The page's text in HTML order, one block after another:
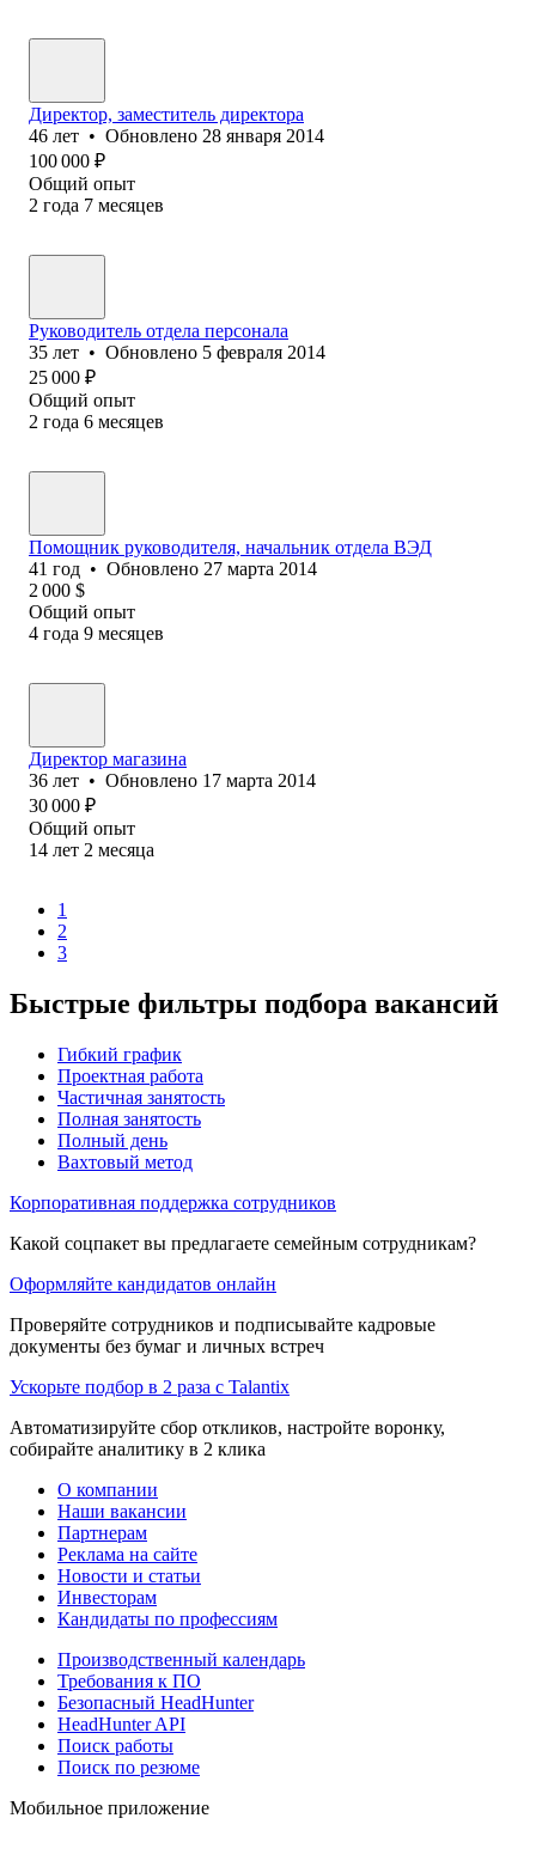
Директор, заместитель директора
46 лет • Обновлено 28 января 2014
100 000 ₽
Общий опыт
2 года 7 месяцев
Руководитель отдела персонала
35 лет • Обновлено 5 февраля 2014
25 000 ₽
Общий опыт
2 года 6 месяцев
Помощник руководителя, начальник отдела ВЭД
41 год • Обновлено 27 марта 2014
2 000 $
Общий опыт
4 года 9 месяцев
Директор магазина
36 лет • Обновлено 17 марта 2014
30 000 ₽
Общий опыт
14 лет 2 месяца
1
2
3
Быстрые фильтры подбора вакансий
Гибкий график
Проектная работа
Частичная занятость
Полная занятость
Полный день
Вахтовый метод
Корпоративная поддержка сотрудников
Какой соцпакет вы предлагаете семейным сотрудникам?
Оформляйте кандидатов онлайн
Проверяйте сотрудников и подписывайте кадровые
документы без бумаг и личных встреч
Ускорьте подбор в 2 раза с Talantix
Автоматизируйте сбор откликов, настройте воронку,
собирайте аналитику в 2 клика
О компании
Наши вакансии
Партнерам
Реклама на сайте
Новости и статьи
Инвесторам
Кандидаты по профессиям
Производственный календарь
Требования к ПО
Безопасный HeadHunter
HeadHunter API
Поиск работы
Поиск по резюме
Мобильное приложение